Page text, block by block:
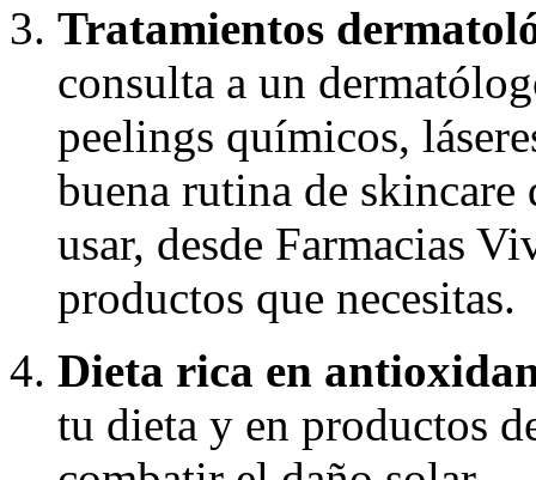
Tratamientos
consulta a un
peelings químicos,
buena rutina de skincare
usar, desde Farmacias
productos que necesitas.
Dieta rica en
tu dieta y en productos